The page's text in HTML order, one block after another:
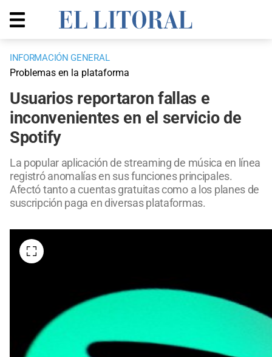
INFORMACIÓN GENERAL
Problemas en la plataforma
Usuarios reportaron fallas e
inconvenientes en el servicio de
Spotify
La popular aplicación de streaming de música en línea
registró anomalías en sus funciones principales.
Afectó tanto a cuentas gratuitas como a los planes de
suscripción paga en diversas plataformas.